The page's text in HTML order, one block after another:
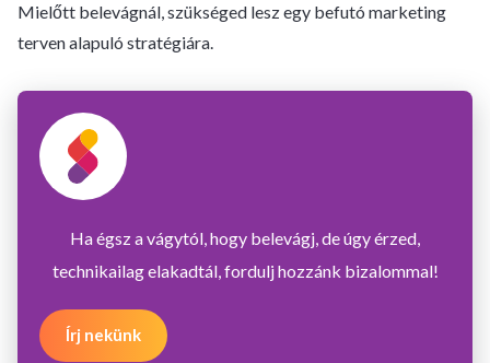
Mielőtt belevágnál, szükséged lesz egy befutó marketing
terven alapuló stratégiára.
Ha égsz a vágytól, hogy belevágj, de úgy érzed,
technikailag elakadtál, fordulj hozzánk bizalommal!
Írj nekünk